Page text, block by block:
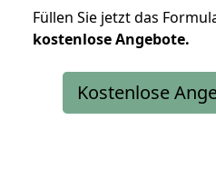
Füllen Sie jetzt das
kostenloseAngebote.
Kostenlose